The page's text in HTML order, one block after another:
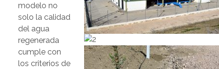
modelo no
solo la calidad
del agua
regenerada
cumple con
los criterios de